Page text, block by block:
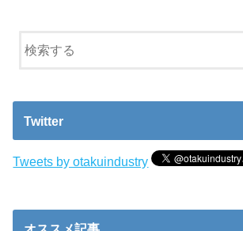
Twitter
Tweets by otakuindustry